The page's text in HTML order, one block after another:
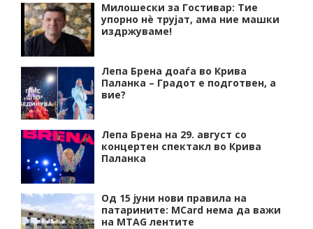
Милошески за Гостивар: Тие
упорно нѐ трујат, ама ние машки
издржуваме!
Лепа Брена доаѓа во Крива
Паланка – Градот е подготвен, а
вие?
Лепа Брена на 29. август со
концертен спектакл во Крива
Паланка
Од 15 јуни нови правила на
патарините: MCard нема да важи
на MTAG лентите